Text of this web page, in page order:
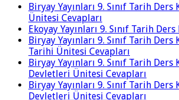
Biryay Yayınları 9. Sınıf Tarih
Ünitesi Cevapları
Ekoyay Yayınları 9. Sınıf Tarih
Biryay Yayınları 9. Sınıf Tarih
Tarihi Ünitesi Cevapları
Biryay Yayınları 9. Sınıf Tarih
Devletleri Ünitesi Cevapları
Biryay Yayınları 9. Sınıf Tarih
Devletleri Ünitesi Cevapları